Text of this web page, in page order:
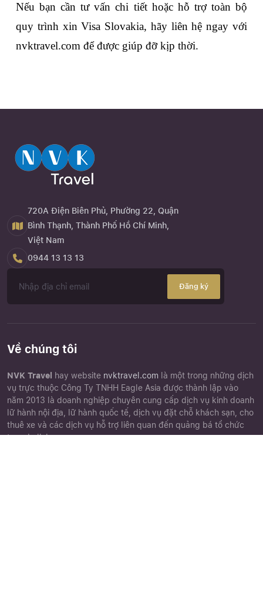
Nếu bạn cần tư vấn chi tiết hoặc hỗ trợ toàn bộ
quy trình xin Visa Slovakia, hãy liên hệ ngay với
nvktravel.com để được giúp đỡ kịp thời.
720A Điện Biên Phủ, Phường 22, Quận
Bình Thạnh, Thành Phố Hồ Chí Minh,
Việt Nam
0944 13 13 13
Đăng ký
Về chúng tôi
NVK Travel hay website nvktravel.com là một trong những dịch
vụ trực thuộc Công Ty TNHH Eagle Asia được thành lập vào
năm 2013 là doanh nghiệp chuyên cung cấp dịch vụ kinh doanh
lữ hành nội địa, lữ hành quốc tế, dịch vụ đặt chỗ khách sạn, cho
thuê xe và các dịch vụ hỗ trợ liên quan đến quảng bá tổ chức
tour du lịch.